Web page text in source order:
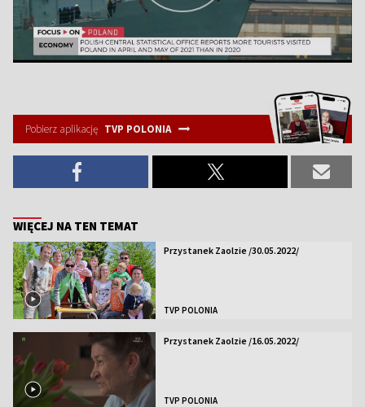
Pobierz aplikację TVP POLONIA
WIĘCEJ NA TEN TEMAT
Przystanek Zaolzie /30.05.2022/
TVP POLONIA
Przystanek Zaolzie /16.05.2022/
TVP POLONIA